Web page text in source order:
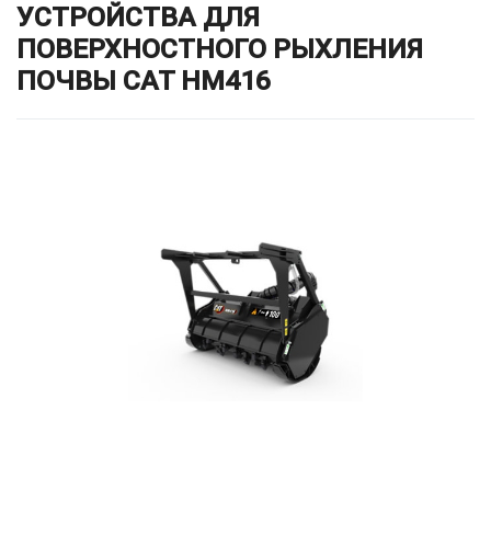
УСТРОЙСТВА ДЛЯ
ПОВЕРХНОСТНОГО РЫХЛЕНИЯ
ПОЧВЫ CAT HM416